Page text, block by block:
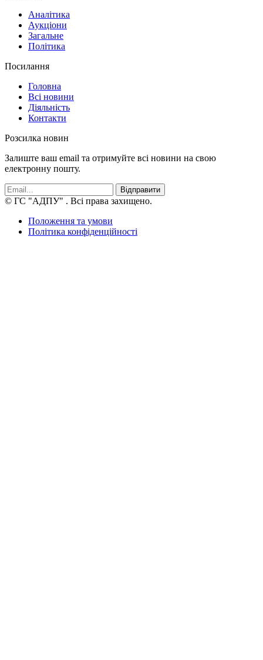
Аналітика
Аукціони
Загальне
Політика
Посилання
Головна
Всі новини
Діяльність
Контакти
Розсилка новин
Залиште ваш email та отримуйте всі новини на свою
електронну пошту.
Відправити
© ГС "АДПУ" . Всі права захищено.
Положення та умови
Політика конфіденційності